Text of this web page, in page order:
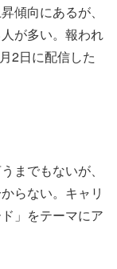
傾向にあるが、
が多い。報われ
2日に配信した
までもないが、
らない。キャリ
」をテーマにア